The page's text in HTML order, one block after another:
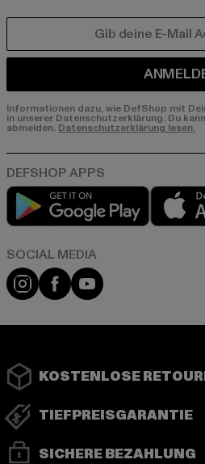
Informationen dazu, wie DefShop mit
in unserer Datenschutzerklärung. Du
abmelden. Datenschutzerklärung lesen.
Play
Instagram
FacebookYouTube
KOSTENLOSE
TIEFPREISGARANTIE
SICHERE BEZAHLUNG